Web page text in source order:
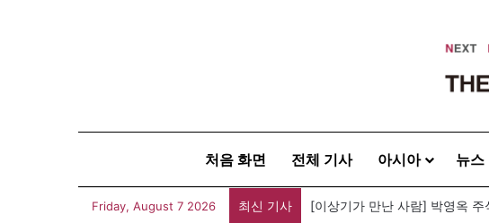
처음 화면 전체 기사 아시아 뉴스
Friday, August 7 2026 최신 기사